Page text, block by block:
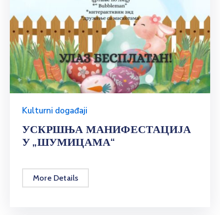
Kulturni događaji
УСКРШЊА МАНИФЕСТАЦИЈА
У „ШУМИЦАМА“
More Details